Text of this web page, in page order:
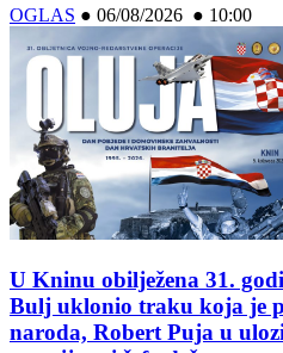
OGLAS ● 06/08/2026 ● 10:00
U Kninu obilježena 31.
Bulj uklonio traku koja je
naroda, Robert Puja u